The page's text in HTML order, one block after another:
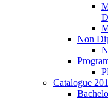
Non
Catalogue